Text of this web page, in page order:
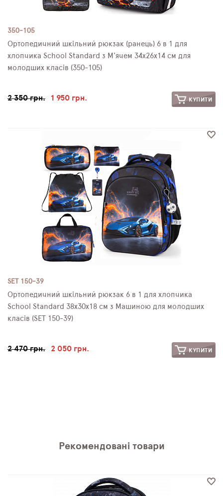
350-105
Ортопедичний шкільний рюкзак (ранець) 6 в 1 для
хлопчика School Standard з М'ячем 34х26х14 см для
молодших класів (350-105)
2 350 грн. 1 950 грн. КУПИТИ
SET 150-39
Ортопедичний шкільний рюкзак 6 в 1 для хлопчика
School Standard 38х30х18 см з Машиною для молодших
класів (SET 150-39)
2 470 грн. 2 050 грн. КУПИТИ
Рекомендовані товари